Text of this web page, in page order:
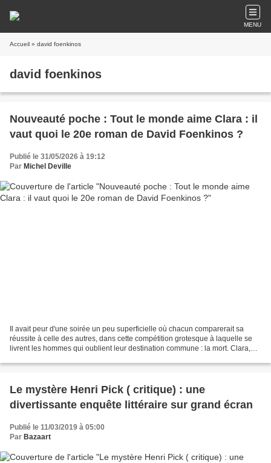
MENU
Accueil » david foenkinos
david foenkinos
Nouveauté poche : Tout le monde aime Clara : il
vaut quoi le 20e roman de David Foenkinos ?
Publié le 31/05/2026 à 19:12
Par Michel Deville
Il avait peur d'une soirée un peu superficielle où chacun comparerait sa
réussite à celle des autres, dans cette compétition grotesque à laquelle se
livrent les hommes qui oublient leur destination commune : la mort. Clara,
Le mystère Henri Pick ( critique) : une
divertissante enquête littéraire sur grand écran
Publié le 11/03/2019 à 05:00
Par Bazaart